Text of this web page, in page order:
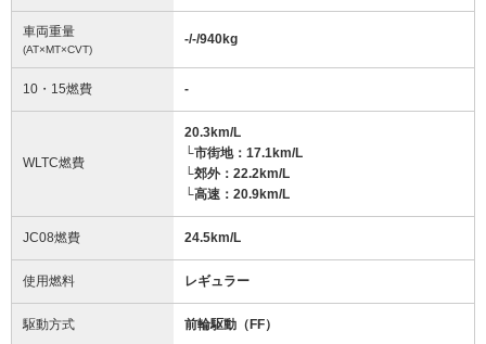
車両重量
(AT×MT×CVT)
-/-/940kg
10・15燃費 -
WLTC燃費
20.3km/L
└市街地：17.1km/L
└郊外：22.2km/L
└高速：20.9km/L
JC08燃費 24.5km/L
使用燃料 レギュラー
駆動方式 前輪駆動（FF）